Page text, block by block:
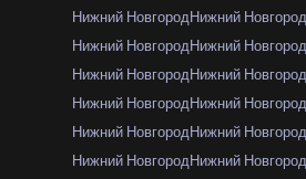
Нижний НовгородНижний Новгород
Нижний НовгородНижний Новгород
Нижний НовгородНижний Новгород
Нижний НовгородНижний Новгород
Нижний НовгородНижний Новгород
Нижний НовгородНижний Новгород